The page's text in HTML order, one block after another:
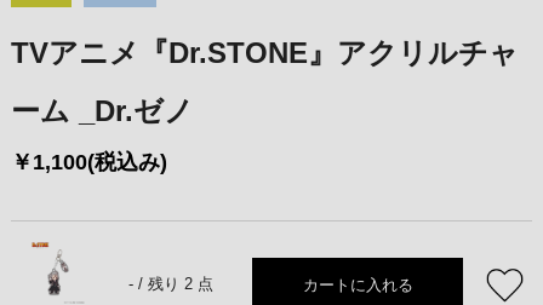
TVアニメ『Dr.STONE』アクリルチャ
ーム _Dr.ゼノ
￥1,100(税込み)
- /残り 2 点 カートに入れる